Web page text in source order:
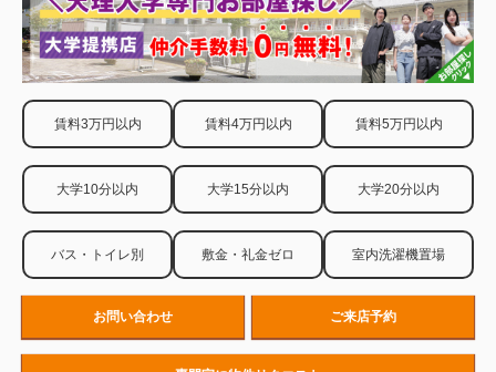
賃料3万円以内 賃料4万円以内 賃料5万円以内
大学10分以内 大学15分以内 大学20分以内
バス・トイレ別 敷金・礼金ゼロ 室内洗濯機置場
お問い合わせ ご来店予約